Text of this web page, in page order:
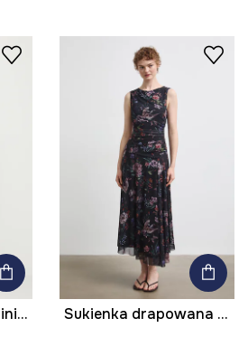
Sukienka damska mini z wiskozy kolor zielony
Sukienka drapowana w kwiaty